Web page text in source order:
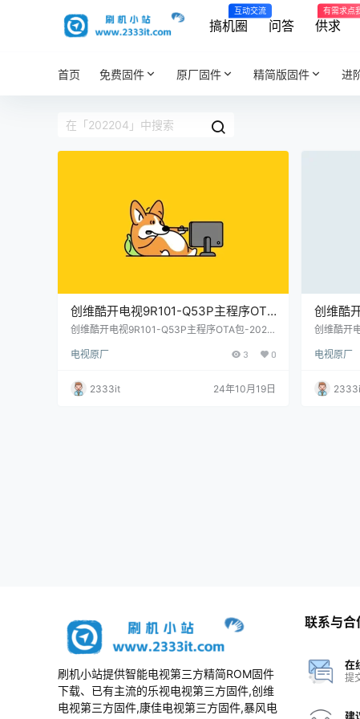
搞机圈
互动交流
问答 供求
有需求点
首页 免费固件 原厂固件 精简版固件 进
创维酷开电视9R101-Q53P主程序OTA
包-202204原厂程序U盘数据刷机包
创维酷开电视9R101-Q53P主程序OTA包-2022
电视原厂
3 0
2333it 24年10月19日
创维酷
与img
创维酷开
电视原厂
刷机小站提供智能电视第三方精简ROM固件
下载、已有主流的乐视电视第三方固件,创维
电视第三方固件,康佳电视第三方固件,暴风电
联系与合
在
提
建